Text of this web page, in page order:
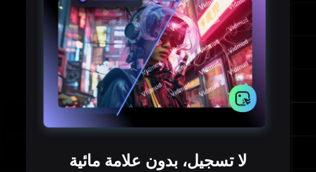
لا تسجيل، بدون علامة مائية